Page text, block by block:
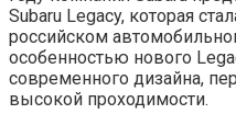
Subaru Legacy, которая
российском
особенностью нового
современного дизайна,
высокой проходимости.